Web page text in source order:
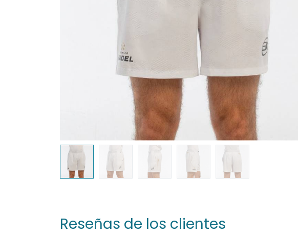
Reseñas de los clientes